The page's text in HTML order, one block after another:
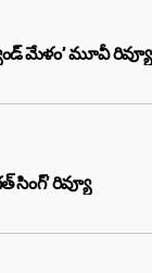
మేళం’ మూవీ రివ్యూ
సింగ్’ రివ్యూ